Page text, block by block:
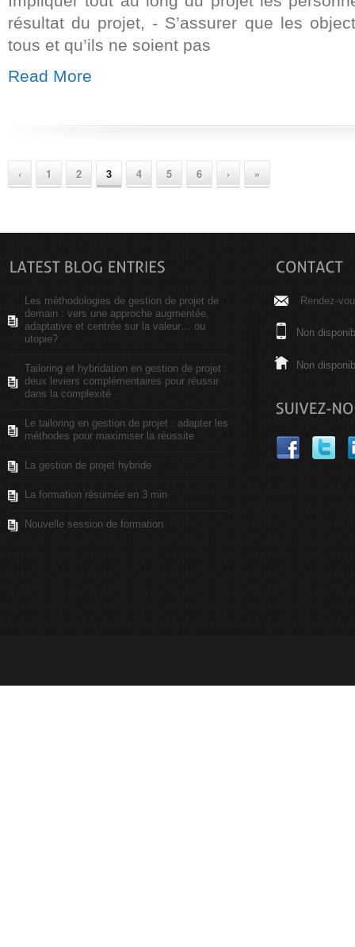
résultat du projet, - S’assurer que les
tous et qu’ils ne soient pas
Read More
‹ 1 2 3 4 5 6 › »
Les méthodologies de gestion de projet de
demain : vers une approche augmentée,
adaptative et centrée sur la valeur… ou
utopie?
Tailoring et hybridation en gestion de projet :
deux leviers complémentaires pour réussir
dans la complexité
Le tailoring en gestion de projet : adapter les
méthodes pour maximiser la réussite
La gestion de projet hybride
La formation résumée en 3 min
Nouvelle session de formation
Rendez-
Non
Non